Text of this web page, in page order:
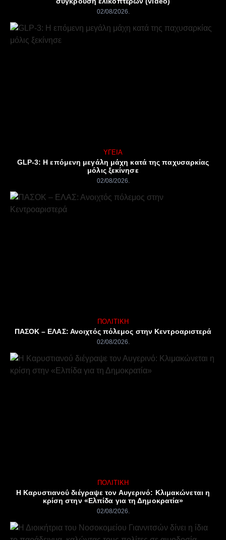
02/08/2026
ΥΓΕΊΑ
GLP-3: Η επόμενη μεγάλη μάχη κατά της παχυσαρκίας
μόλις ξεκίνησε
02/08/2026
ΠΟΛΙΤΙΚΉ
ΠΑΣΟΚ – ΕΛΑΣ: Ανοιχτός πόλεμος στην Κεντροαριστερά
02/08/2026
ΠΟΛΙΤΙΚΉ
Η Καρυστιανού διέγραψε τον Αυγερινό: Κλιμακώνεται η
κρίση στην «Ελπίδα για τη Δημοκρατία»
02/08/2026